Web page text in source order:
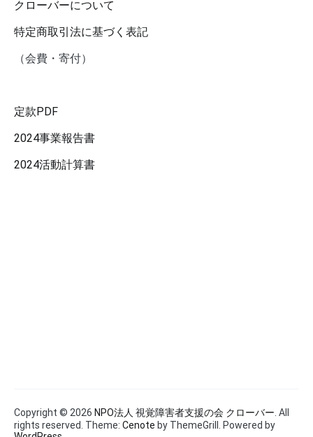
クローバーについて
特定商取引法に基づく表記
（会費・寄付）
定款PDF
2024事業報告書
2024活動計算書
Copyright © 2026 NPO法人 視覚障害者支援の会 クローバー . All
rights reserved. Theme: Cenote by ThemeGrill. Powered by